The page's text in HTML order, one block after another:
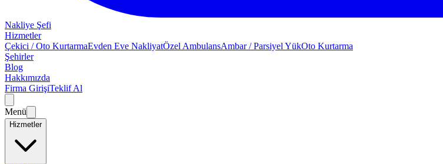
Nakliye Şefi
Hizmetler
Çekici / Oto KurtarmaEvden Eve NakliyatÖzel AmbulansAmbar / Parsiyel YükOto Kurtarma
Şehirler
Blog
Hakkımızda
Firma GirişiTeklif Al
Menü
Hizmetler